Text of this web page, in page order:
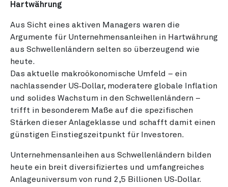
Hartwährung
Aus Sicht eines aktiven Managers waren die
Argumente für Unternehmensanleihen in Hartwährung
aus Schwellenländern selten so überzeugend wie
heute.
Das aktuelle makroökonomische Umfeld – ein
nachlassender US‑Dollar, moderatere globale Inflation
und solides Wachstum in den Schwellenländern –
trifft in besonderem Maße auf die spezifischen
Stärken dieser Anlageklasse und schafft damit einen
günstigen Einstiegszeitpunkt für Investoren.
Unternehmensanleihen aus Schwellenländern bilden
heute ein breit diversifiziertes und umfangreiches
Anlageuniversum von rund 2,5 Billionen US‑Dollar.